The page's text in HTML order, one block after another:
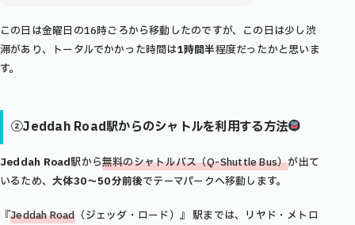
この日は金曜日の16時ごろから移動したのですが、この日は少し渋
滞があり、トータルでかかった時間は1時間半程度だったかと思いま
す。
②Jeddah Road駅からのシャトルを利用する方法
Jeddah Road駅から無料のシャトルバス（Q-Shuttle Bus）が出て
いるため、大体30〜50分前後でテーマパークへ移動します。
『Jeddah Road（ジェッダ・ロード）』 駅までは、リヤド・メトロ